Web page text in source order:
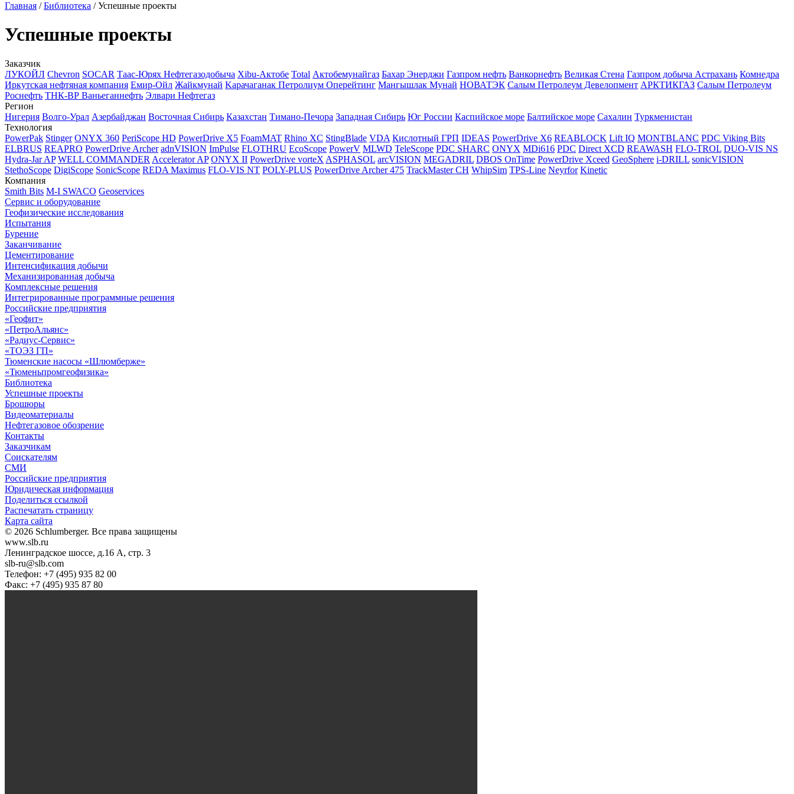
Главная /Библиотека /Успешные проекты
Успешные проекты
Заказчик
ЛУКОЙЛ Chevron SOCAR Таас-Юрях Нефтегазодобыча Xibu-Актобе Total Актобемунайгаз Бахар Энерджи Газпром нефть Ванкорнефть Великая Стена Газпром добыча Астрахань Комнедра
Иркутская нефтяная компания Емир-Ойл Жайкмунай Kарачаганак Петролиум Оперейтинг Мангышлак Мунай НОВАТЭК Салым Петролеум Девелопмент АРКТИКГАЗ Салым Петролеум
Роснефть ТНК-ВР Ваньеганнефть Элвари Нефтегаз
Регион
Нигерия Волго-Урал Азербайджан Восточная Сибирь Казахстан Тимано-Печора Западная Сибирь Юг России Каспийское море Балтийское море Сахалин Туркменистан
Технология
PowerPak Stinger ONYX 360 PeriScope HD PowerDrive X5 FoamMAT Rhino XC StingBlade VDA Кислотный ГРП IDEAS PowerDrive X6 REABLOCK Lift IQ MONTBLANC PDC Viking Bits
ELBRUS REAPRO PowerDrive Archer adnVISION ImPulse FLOTHRU EcoScope PowerV MLWD TeleScope PDC SHARC ONYX MDi616 PDC Direct XCD REAWASH FLO-TROL DUO-VIS NS
Hydra-Jar AP WELL COMMANDER Accelerator AP ONYX II PowerDrive vorteX ASPHASOL arcVISION MEGADRIL DBOS OnTime PowerDrive Xceed GeoSphere i-DRILL sonicVISION
StethoScope DigiScope SonicScope REDA Maximus FLO-VIS NT POLY-PLUS PowerDrive Archer 475 TrackMaster CH WhipSim TPS-Line Neyrfor Kinetic
Компания
Smith Bits M-I SWACO Geoservices
Сервис и оборудование
Геофизические исследования
Испытания
Бурение
Заканчивание
Цементирование
Интенсификация добычи
Механизированная добыча
Комплексные решения
Интегрированные программные решения
Российские предприятия
«Геофит»
«ПетроАльянс»
«Радиус-Сервис»
«ТОЭЗ ГП»
Тюменские насосы «Шлюмберже»
«Тюменьпромгеофизика»
Библиотека
Успешные проекты
Брошюры
Видеоматериалы
Нефтегазовое обозрение
Контакты
Заказчикам
Соискателям
СМИ
Российские предприятия
Юридическая информация
Поделиться ссылкой
Распечатать страницу
Карта сайта
© 2026 Schlumberger. Все права защищены
www.slb.ru
Ленинградское шоссе, д.16 А, стр. 3
slb-ru@slb.com
Телефон: +7 (495) 935 82 00
Факс: +7 (495) 935 87 80